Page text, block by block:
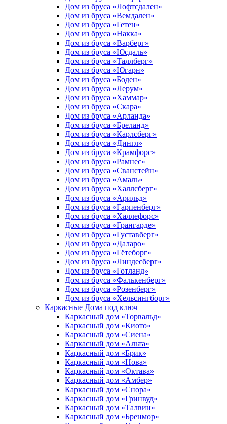
Дом из бруса «Лофтсдален»
Дом из бруса «Вемдален»
Дом из бруса «Гетен»
Дом из бруса «Накка»
Дом из бруса «Варберг»
Дом из бруса «Юсдаль»
Дом из бруса «Таллберг»
Дом из бруса «Югарн»
Дом из бруса «Боден»
Дом из бруса «Лерум»
Дом из бруса «Хаммар»
Дом из бруса «Скара»
Дом из бруса «Арланда»
Дом из бруса «Бреланд»
Дом из бруса «Карлсберг»
Дом из бруса «Дингл»
Дом из бруса «Крамфорс»
Дом из бруса «Рамнес»
Дом из бруса «Сванстейн»
Дом из бруса «Амаль»
Дом из бруса «Халлсберг»
Дом из бруса «Арильд»
Дом из бруса «Гарпенберг»
Дом из бруса «Халлефорс»
Дом из бруса «Грангарде»
Дом из бруса «Густавберг»
Дом из бруса «Даларо»
Дом из бруса «Гётеборг»
Дом из бруса «Линдесберг»
Дом из бруса «Готланд»
Дом из бруса «Фалькенберг»
Дом из бруса «Розенберг»
Дом из бруса «Хельсингборг»
Каркасные Дома под ключ
Каркасный дом «Торвальд»
Каркасный дом «Киото»
Каркасный дом «Сиена»
Каркасный дом «Альта»
Каркасный дом «Брик»
Каркасный дом «Нова»
Каркасный дом «Октава»
Каркасный дом «Амбер»
Каркасный дом «Снора»
Каркасный дом «Гринвуд»
Каркасный дом «Талвин»
Каркасный дом «Бренмор»